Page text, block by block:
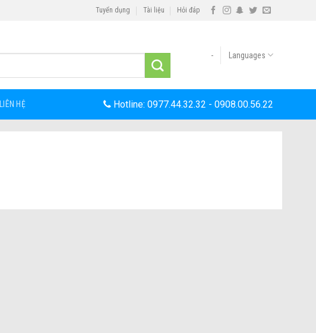
Tuyển dụng Tài liệu Hỏi đáp
-
Languages
LIÊN HỆ Hotline: 0977.44.32.32 - 0908.00.56.22